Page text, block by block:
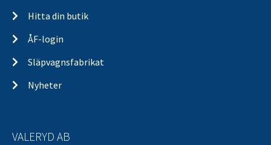
Hitta din butik
ÅF-login
Släpvagnsfabrikat
Nyheter
VALERYD AB